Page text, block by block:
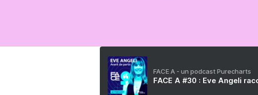
FACE A - un podcast Purecharts
FACE A #30 : Eve Angeli